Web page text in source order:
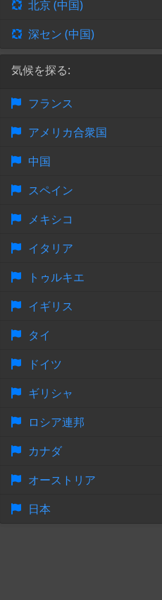
北京 (中国)
深セン (中国)
気候を探る:
フランス
アメリカ合衆国
中国
スペイン
メキシコ
イタリア
トゥルキエ
イギリス
タイ
ドイツ
ギリシャ
ロシア連邦
カナダ
オーストリア
日本